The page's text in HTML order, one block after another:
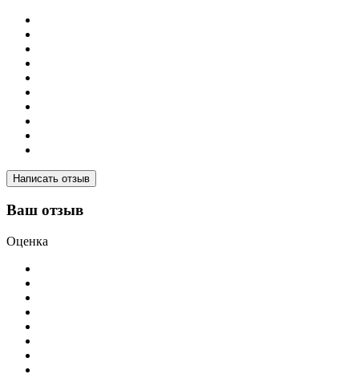
Написать отзыв
Ваш отзыв
Оценка